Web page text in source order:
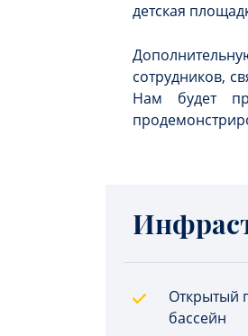
детская
сотрудников,
Нам будет
Открытый
бассейн